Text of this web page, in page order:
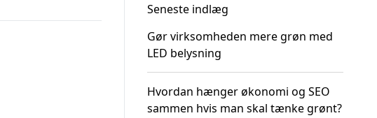
Seneste indlæg
Gør virksomheden mere grøn med
LED belysning
Hvordan hænger økonomi og SEO
sammen hvis man skal tænke grønt?